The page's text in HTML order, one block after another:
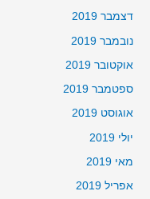
דצמבר 2019
נובמבר 2019
אוקטובר 2019
ספטמבר 2019
אוגוסט 2019
יולי 2019
מאי 2019
אפריל 2019